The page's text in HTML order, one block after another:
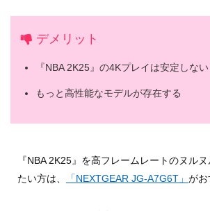
デメリット
『NBA 2K25』の4Kプレイは安定しない
もっと高性能なモデルが存在する
『NBA 2K25』を高フレームレートのヌル
たい方は、
「NEXTGEAR JG-A7G6T」 がお